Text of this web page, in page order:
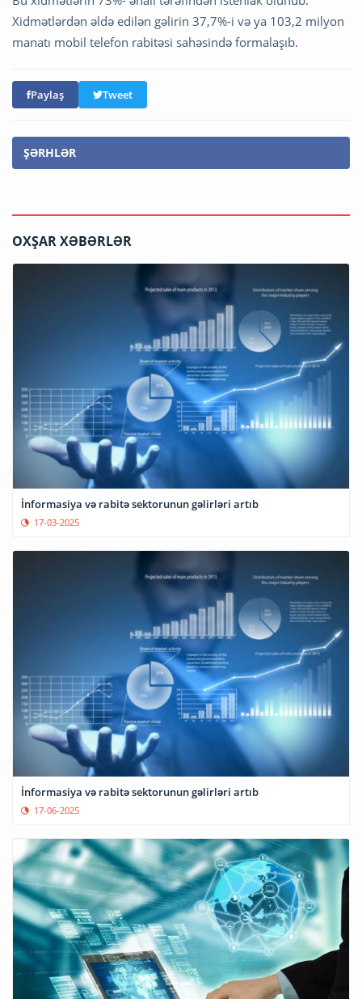
Xidmətlərdən əldə edilən gəlirin 37,7%-i və ya 103,2 milyon
manatı mobil telefon rabitəsi sahəsində formalaşıb.
Paylaş Tweet
ŞƏRHLƏR
OXŞAR XƏBƏRLƏR
İnformasiya və rabitə sektorunun gəlirləri artıb
17-03-2025
İnformasiya və rabitə sektorunun gəlirləri artıb
17-06-2025